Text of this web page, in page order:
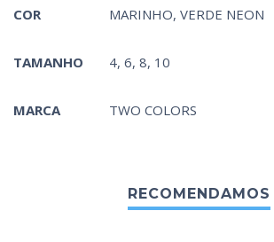
COR
MARINHO, VERDE NEON
TAMANHO 4, 6, 8, 10
MARCA TWO COLORS
RECOMENDAMOS